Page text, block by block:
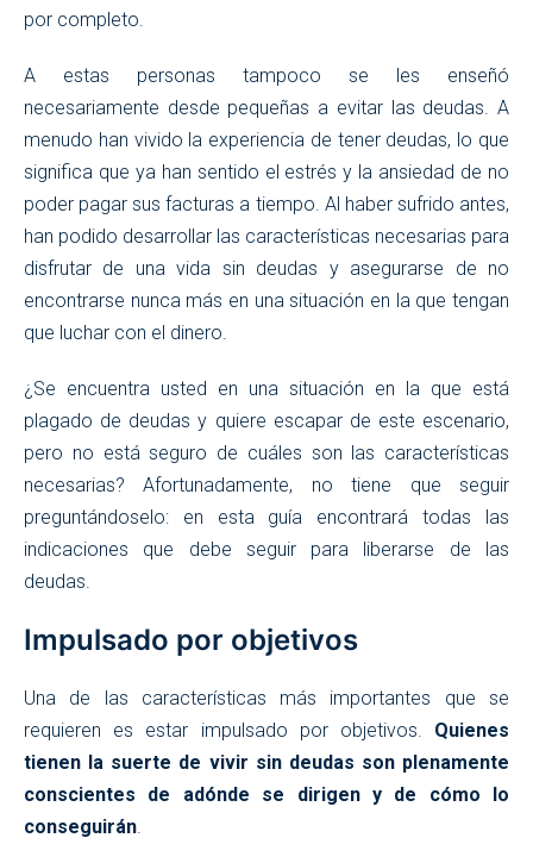
por completo.
A estas personas tampoco se les enseñó
necesariamente desde pequeñas a evitar las deudas. A
menudo han vivido la experiencia de tener deudas, lo que
significa que ya han sentido el estrés y la ansiedad de no
poder pagar sus facturas a tiempo. Al haber sufrido antes,
han podido desarrollar las características necesarias para
disfrutar de una vida sin deudas y asegurarse de no
encontrarse nunca más en una situación en la que tengan
que luchar con el dinero.
¿Se encuentra usted en una situación en la que está
plagado de deudas y quiere escapar de este escenario,
pero no está seguro de cuáles son las características
necesarias? Afortunadamente, no tiene que seguir
preguntándoselo: en esta guía encontrará todas las
indicaciones que debe seguir para liberarse de las
deudas.
Impulsado por objetivos
Una de las características más importantes que se
requieren es estar impulsado por objetivos. Quienes
tienen la suerte de vivir sin deudas son plenamente
conscientes de adónde se dirigen y de cómo lo
conseguirán